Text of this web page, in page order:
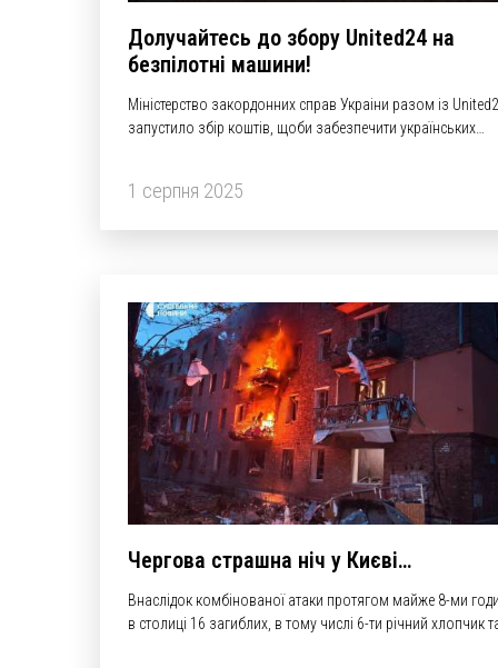
Долучайтесь до збору United24 на
безпілотні машини!
Міністерство закордонних справ Украіни разом із
запустило збір коштів, щоби забезпечити українських
1 серпня 2025
Чергова страшна ніч у Києві…
Внаслідок комбінованої атаки протягом майже 8-ми
в столиці 16 загиблих, в тому числі 6-ти річний хлопчик